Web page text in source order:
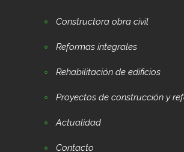
Constructora obra civil
Reformas integrales
Rehabilitación de edificios
Proyectos de construcción y
Actualidad
Contacto